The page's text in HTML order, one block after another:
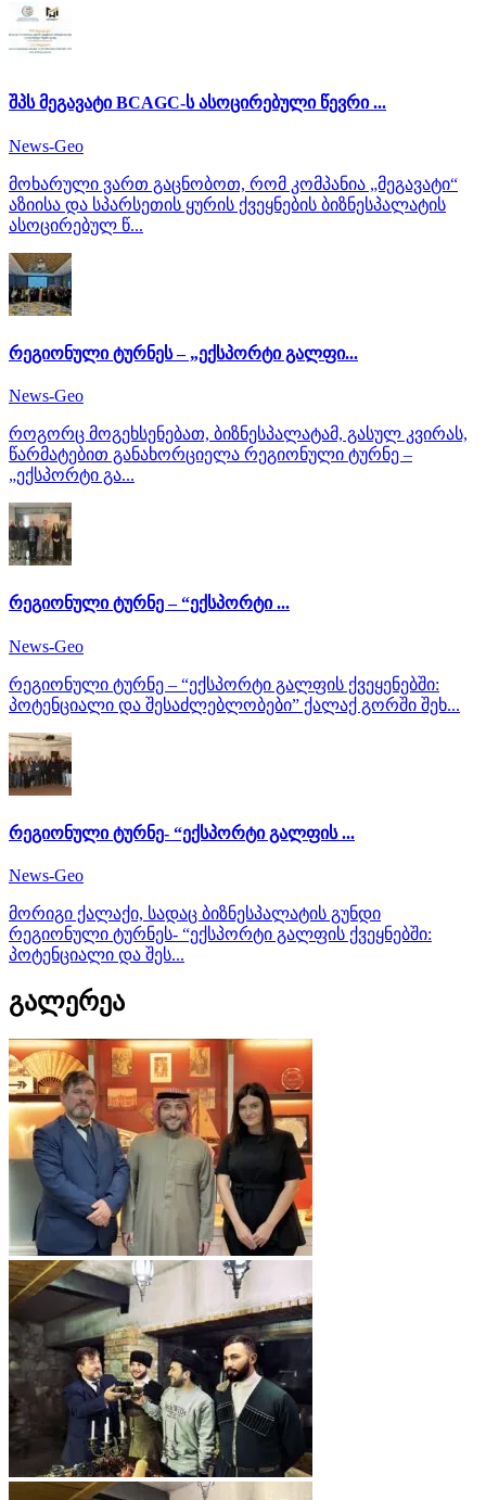
შპს მეგავატი BCAGC-ს ასოცირებული წევრი ...
News-Geo
მოხარული ვართ გაცნობოთ, რომ კომპანია „მეგავატი“
აზიისა და სპარსეთის ყურის ქვეყნების ბიზნესპალატის
ასოცირებულ წ...
რეგიონული ტურნეს – „ექსპორტი გალფი...
News-Geo
როგორც მოგეხსენებათ, ბიზნესპალატამ, გასულ კვირას,
წარმატებით განახორციელა რეგიონული ტურნე –
„ექსპორტი გა...
რეგიონული ტურნე – “ექსპორტი ...
News-Geo
რეგიონული ტურნე – “ექსპორტი გალფის ქვეყენებში:
პოტენციალი და შესაძლებლობები” ქალაქ გორში შეხ...
რეგიონული ტურნე- “ექსპორტი გალფის ...
News-Geo
მორიგი ქალაქი, სადაც ბიზნესპალატის გუნდი
რეგიონული ტურნეს- “ექსპორტი გალფის ქვეყნებში:
პოტენციალი და შეს...
გალერეა